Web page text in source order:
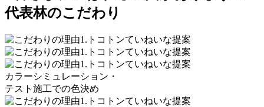
カラーシミュレーション・
テスト施工での色決め